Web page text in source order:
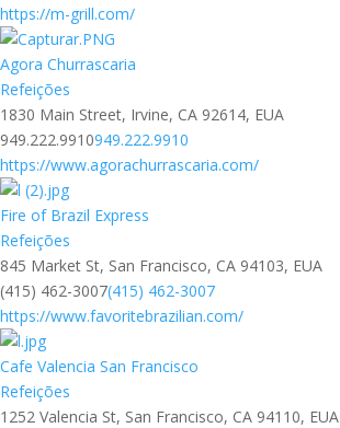
https://m-grill.com/
Agora Churrascaria
Refeições
1830 Main Street, Irvine, CA 92614, EUA
949.222.9910949.222.9910
https://www.agorachurrascaria.com/
Fire of Brazil Express
Refeições
845 Market St, San Francisco, CA 94103, EUA
(415) 462-3007(415) 462-3007
https://www.favoritebrazilian.com/
Cafe Valencia San Francisco
Refeições
1252 Valencia St, San Francisco, CA 94110, EUA